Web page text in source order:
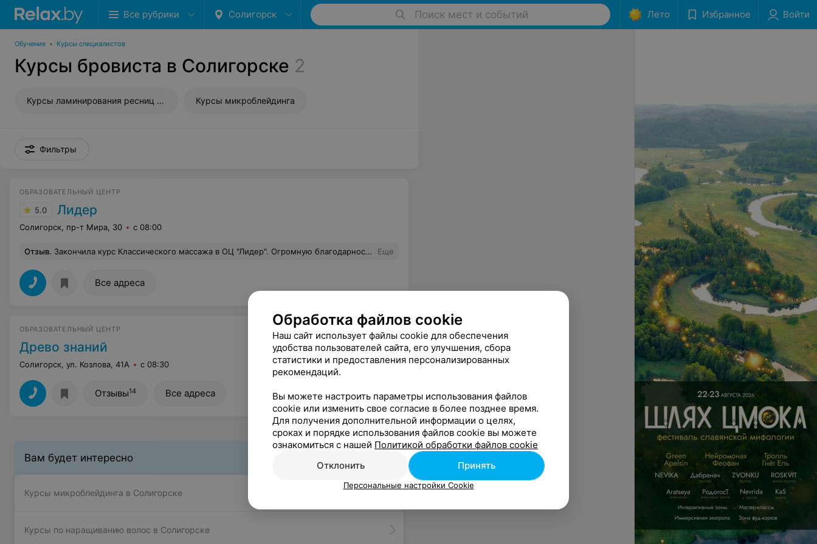
Все рубрики Солигорск Поиск мест и событий Лето Избранное Войти
Обучение • Курсы специалистов
Курсы бровиста в Солигорске 2
Курсы ламинирования ресниц и бровей Курсы микроблейдинга
Фильтры
ОБРАЗОВАТЕЛЬНЫЙ ЦЕНТР
5.0 Лидер
Солигорск, пр-т Мира, 30 с 08:00
Отзыв. Закончила курс Классического массажа в ОЦ "Лидер". Огромную благодарность хочу выразить своему преподавателю Кириллу Андрееву. Объяснял и показывал все максимально понятно и доступно. Обучение прошло, как говорится, на одном дыхании. Много было практических советов и знаний сверх программы. С уверенность могу сказать, что человек знает и любит свое дело. Ещё раз спасибо Вам огромное, Кирилл. И советую его всем, кто хочет действительно научиться хорошему массажу. Еще
Все адреса
ОБРАЗОВАТЕЛЬНЫЙ ЦЕНТР
Древо знаний
Солигорск, ул. Козлова, 41А с 08:30
Отзывы14 Все адреса
Вам будет интересно
Курсы микроблейдинга в Солигорске
Курсы по наращиванию волос в Солигорске
Обработка файлов cookie
Наш сайт использует файлы cookie для обеспечения
удобства пользователей сайта, его улучшения, сбора
статистики и предоставления персонализированных
рекомендаций.
Вы можете настроить параметры использования файлов
cookie или изменить свое согласие в более позднее время.
Для получения дополнительной информации о целях,
сроках и порядке использования файлов cookie вы можете
ознакомиться с нашей Политикой обработки файлов cookie
Отклонить
Принять
Персональные настройки Cookie